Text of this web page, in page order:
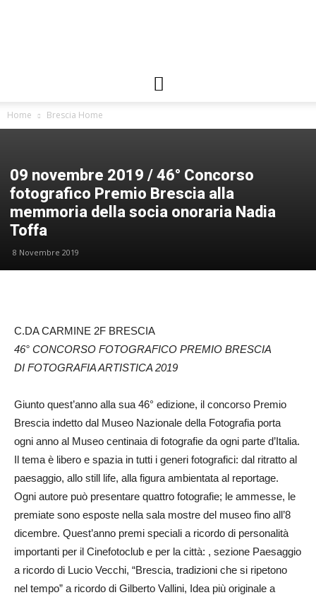
FIAF
Home Brescia Home
09 novembre 2019 / 46° Concorso
fotografico Premio Brescia alla
memmoria della socia onoraria Nadia
Toffa
8 Novembre 2019
C.DA CARMINE 2F BRESCIA
46° CONCORSO FOTOGRAFICO PREMIO BRESCIA
DI FOTOGRAFIA ARTISTICA 2019
Giunto quest’anno alla sua 46° edizione, il concorso Premio
Brescia indetto dal Museo Nazionale della Fotografia porta
ogni anno al Museo centinaia di fotografie da ogni parte d’Italia.
Il tema è libero e spazia in tutti i generi fotografici: dal ritratto al
paesaggio, allo still life, alla figura ambientata al reportage.
Ogni autore può presentare quattro fotografie; le ammesse, le
premiate sono esposte nella sala mostre del museo fino all’8
dicembre. Quest’anno premi speciali a ricordo di personalità
importanti per il Cinefotoclub e per la città: , sezione Paesaggio
a ricordo di Lucio Vecchi, “Brescia, tradizioni che si ripetono
nel tempo” a ricordo di Gilberto Vallini, Idea più originale a